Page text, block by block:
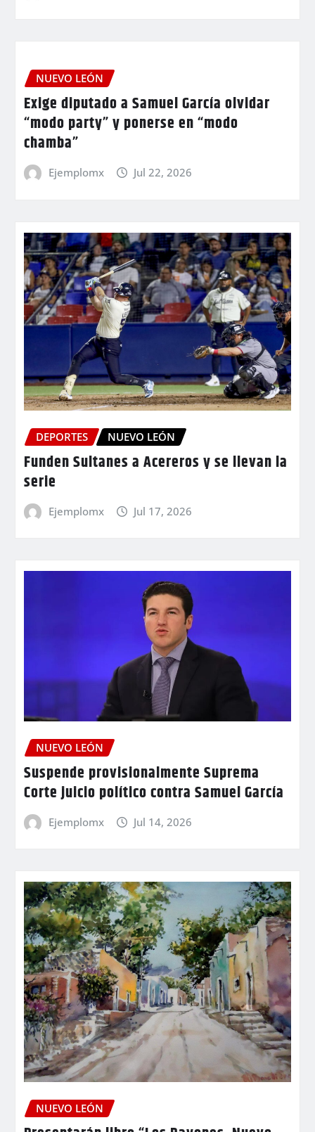
NUEVO LEÓN
Exige diputado a Samuel García olvidar
“modo party” y ponerse en “modo
chamba”
Ejemplomx Jul 22, 2026
DEPORTES NUEVO LEÓN
Funden Sultanes a Acereros y se llevan la
serie
Ejemplomx Jul 17, 2026
NUEVO LEÓN
Suspende provisionalmente Suprema
Corte juicio político contra Samuel García
Ejemplomx Jul 14, 2026
NUEVO LEÓN